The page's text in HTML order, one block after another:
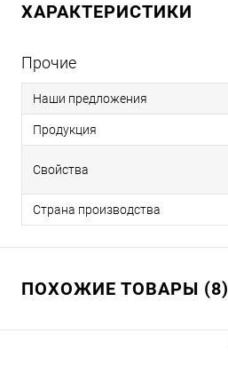
ХАРАКТЕРИСТИКИ
Прочие
Наши предложения
Продукция
Свойства
Страна производства
ПОХОЖИЕ ТОВАРЫ (8)